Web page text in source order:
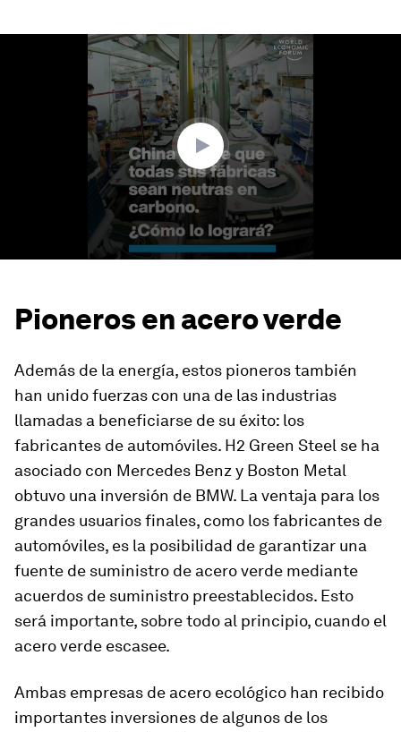
Pioneros en acero verde
Además de la energía, estos pioneros también
han unido fuerzas con una de las industrias
llamadas a beneficiarse de su éxito: los
fabricantes de automóviles. H2 Green Steel se ha
asociado con Mercedes Benz y Boston Metal
obtuvo una inversión de BMW. La ventaja para los
grandes usuarios finales, como los fabricantes de
automóviles, es la posibilidad de garantizar una
fuente de suministro de acero verde mediante
acuerdos de suministro preestablecidos. Esto
será importante, sobre todo al principio, cuando el
acero verde escasee.
Ambas empresas de acero ecológico han recibido
importantes inversiones de algunos de los